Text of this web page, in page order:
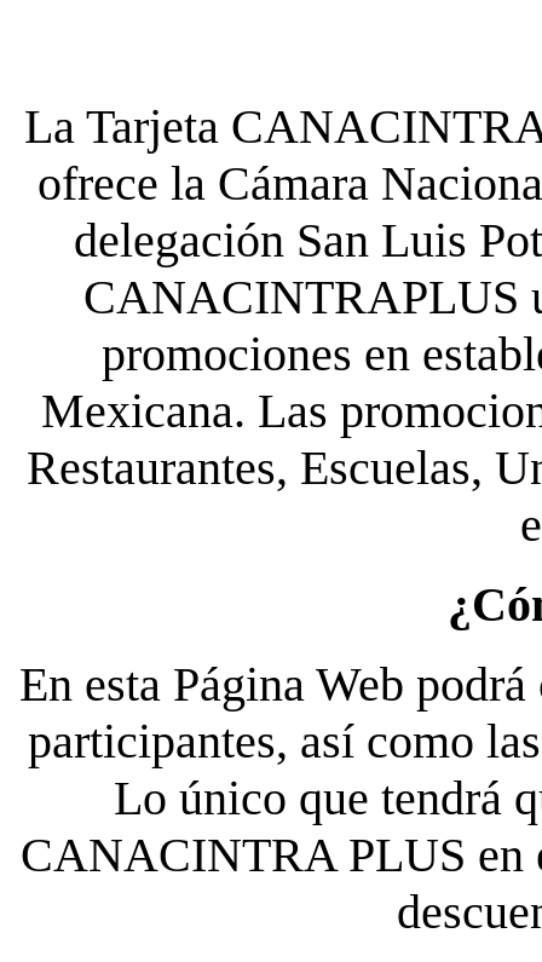
La Tarjeta
ofrece la Cámara
delegación San Luis
CANACINTRAPLUS
promociones en
Mexicana. Las
Restaurantes, Escuelas,
En esta Página Web
participantes, así como
Lo único que tendrá
CANACINTRA PLUS en